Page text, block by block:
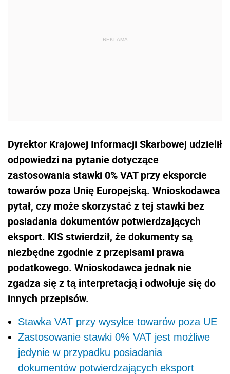
Dyrektor Krajowej Informacji Skarbowej udzielił
odpowiedzi na pytanie dotyczące
zastosowania stawki 0% VAT przy eksporcie
towarów poza Unię Europejską. Wnioskodawca
pytał, czy może skorzystać z tej stawki bez
posiadania dokumentów potwierdzających
eksport. KIS stwierdził, że dokumenty są
niezbędne zgodnie z przepisami prawa
podatkowego. Wnioskodawca jednak nie
zgadza się z tą interpretacją i odwołuje się do
innych przepisów.
Stawka VAT przy wysyłce towarów poza UE
Zastosowanie stawki 0% VAT jest możliwe
jedynie w przypadku posiadania
dokumentów potwierdzających eksport